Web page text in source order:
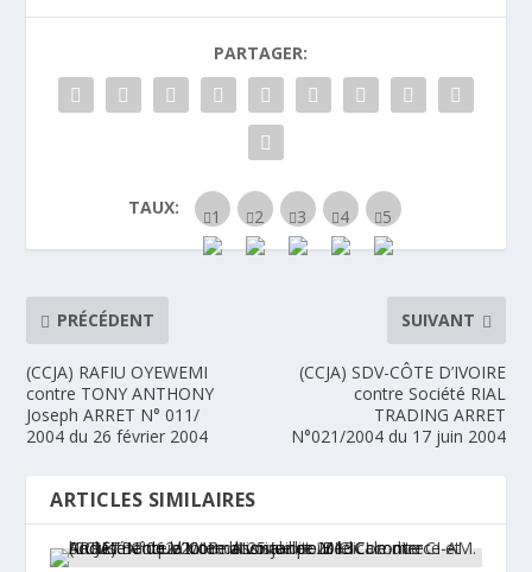
PARTAGER:
TAUX:
PRÉCÉDENT
(CCJA) RAFIU OYEWEMI
contre TONY ANTHONY
Joseph ARRET N° 011/
2004 du 26 février 2004
SUIVANT
(CCJA) SDV-CÔTE D’IVOIRE
contre Société RIAL
TRADING ARRET
N°021/2004 du 17 juin 2004
ARTICLES SIMILAIRES